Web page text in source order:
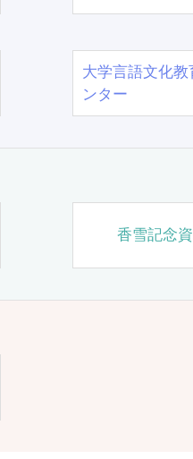
大学言語文化教
ンター
香雪記念